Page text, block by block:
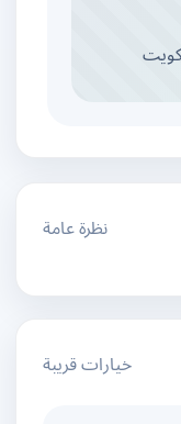
نظرة عامة
خيارات قريبة